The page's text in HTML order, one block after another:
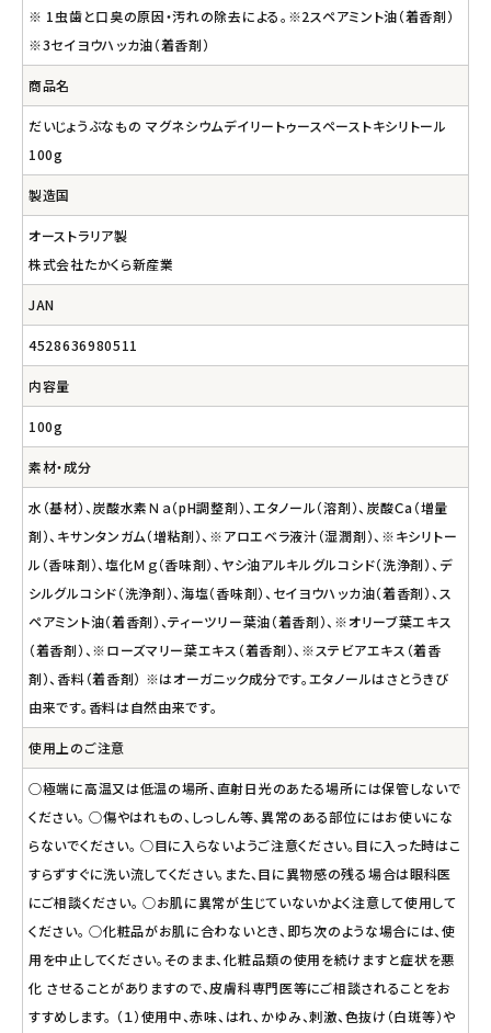
※ 1虫歯と口臭の原因・汚れの除去による。※2スペアミント油（着香剤）
※3セイヨウハッカ油（着香剤）
商品名
だいじょうぶなもの マグネシウムデイリートゥースペーストキシリトール
100g
製造国
オーストラリア製
株式会社たかくら新産業
JAN
4528636980511
内容量
100g
素材・成分
水（基材）、炭酸水素Ｎａ（pH調整剤）、エタノール（溶剤）、炭酸Ｃa（増量
剤）、キサンタンガム（増粘剤）、※アロエベラ液汁（湿潤剤）、※キシリトー
ル（香味剤）、塩化Ｍｇ（香味剤）、ヤシ油アルキルグルコシド（洗浄剤）、デ
シルグルコシド（洗浄剤）、海塩（香味剤）、セイヨウハッカ油（着香剤）、ス
ペアミント油（着香剤）、ティーツリー葉油（着香剤）、※オリーブ葉エキス
（着香剤）、※ローズマリー葉エキス（着香剤）、※ステビアエキス（着香
剤）、香料（着香剤） ※はオーガニック成分です。エタノールはさとうきび
由来です。香料は自然由来です。
使用上のご注意
○極端に高温又は低温の場所、直射日光のあたる場所には保管しないで
ください。 ○傷やはれもの、しっしん等、異常のある部位にはお使いにな
らないでください。 ○目に入らないようご注意ください。目に入った時はこ
すらずすぐに洗い流してください。また、目に異物感の残る場合は眼科医
にご相談ください。 ○お肌に異常が生じていないかよく注意して使用して
ください。 ○化粧品がお肌に合わないとき、即ち次のような場合には、使
用を中止してください。そのまま、化粧品類の使用を続けますと症状を悪
化 させることがありますので、皮膚科専門医等にご相談されることをお
すすめします。 （１）使用中、赤味、はれ、かゆみ、刺激、色抜け（白斑等）や